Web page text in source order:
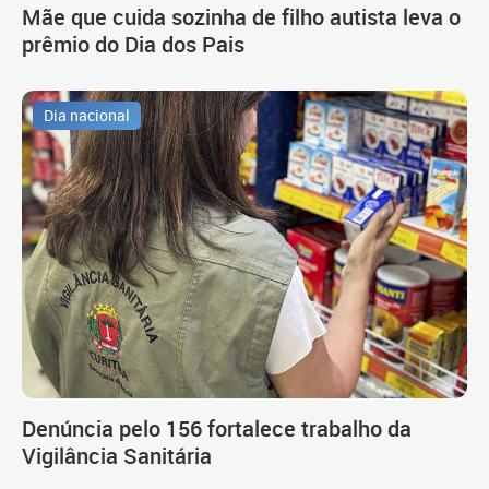
Mãe que cuida sozinha de filho autista leva o
prêmio do Dia dos Pais
Dia nacional
Denúncia pelo 156 fortalece trabalho da
Vigilância Sanitária